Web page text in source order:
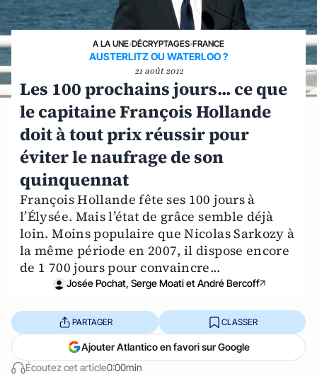
A LA UNE›DÉCRYPTAGES›FRANCE
AUSTERLITZ OU WATERLOO ?
21 août 2012
Les 100 prochains jours... ce que
le capitaine François Hollande
doit à tout prix réussir pour
éviter le naufrage de son
quinquennat
François Hollande fête ses 100 jours à
l’Élysée. Mais l’état de grâce semble déjà
loin. Moins populaire que Nicolas Sarkozy à
la même période en 2007, il dispose encore
de 1 700 jours pour convaincre...
Josée Pochat, Serge Moati et André Bercoff
Écoutez cet article0:00min
PARTAGER CLASSER
Ajouter Atlantico en favori sur Google